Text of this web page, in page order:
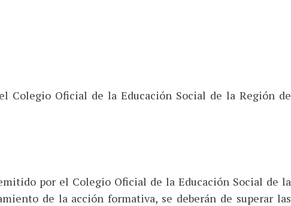
Colegio Oficial de la Educación Social de la Región de
por el Colegio Oficial de la Educación Social de la
de la acción formativa, se deberán de superar las